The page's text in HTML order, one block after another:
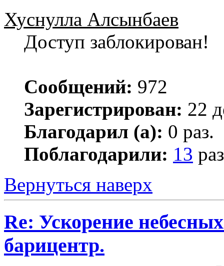
Хуснулла Алсынбаев
Доступ заблокирован!
Сообщений: 972
Зарегистрирован: 22
Благодарил (а): 0 раз.
Поблагодарили: 13
Вернуться наверх
Re: Ускорение
барицентр.